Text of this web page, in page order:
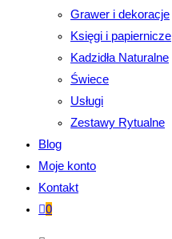
Grawer i dekoracje
Księgi i papiernicze
Kadzidła Naturalne
Świece
Usługi
Zestawy Rytualne
Blog
Moje konto
Kontakt
0